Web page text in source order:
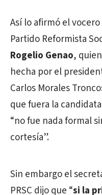
Así lo afirmó el
Partido Reformista
Rogelio Genao,
hecha por el
Carlos Morales
que fuera la
“no fue nada formal
cortesía”.
Sin embargo el
PRSC dijo que “si la